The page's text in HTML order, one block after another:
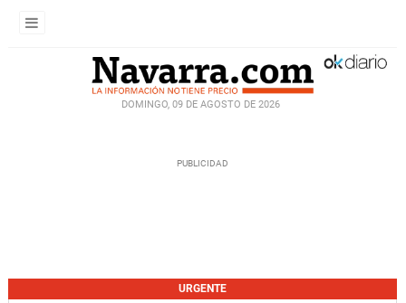
DOMINGO, 09 DE AGOSTO DE 2026
URGENTE